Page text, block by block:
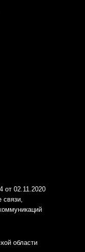
от 02.11.2020
области